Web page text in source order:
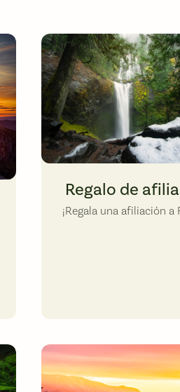
Regalo de
¡Regala una afiliación a